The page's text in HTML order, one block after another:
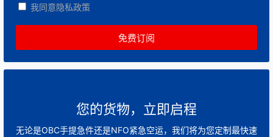
我同意隐私政策
您的货物，立即启程
无论是OBC手提急件还是NFO紧急空运，我们将为您定制最快速